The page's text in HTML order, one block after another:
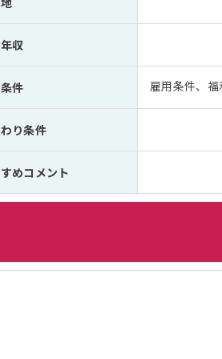
収
件 雇用条件、
り条件
めコメント